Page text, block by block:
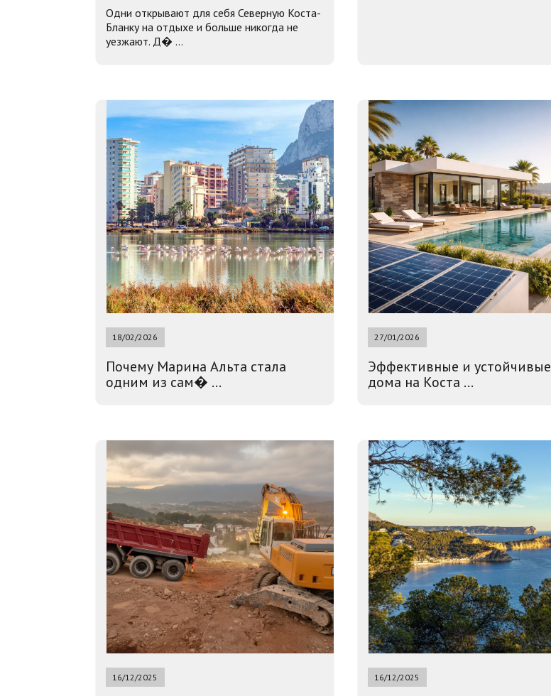
Одни открывают для себя Северную Коста-
Бланку на отдыхе и больше никогда не
уезжают. Д� ...
18/02/2026
Почему Марина Альта стала
одним из сам� ...
27/01/2026
Эффективные и устойчивые
дома на Коста ...
16/12/2025 16/12/2025